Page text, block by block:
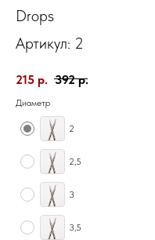
Drops
Артикул: 2
215 р. 392 р.
Диаметр
2
2,5
3
3,5